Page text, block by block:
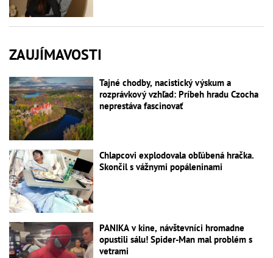
ZAUJÍMAVOSTI
Tajné chodby, nacistický výskum a
rozprávkový vzhľad: Príbeh hradu Czocha
neprestáva fascinovať
Chlapcovi explodovala obľúbená hračka.
Skončil s vážnymi popáleninami
PANIKA v kine, návštevníci hromadne
opustili sálu! Spider-Man mal problém s
vetrami